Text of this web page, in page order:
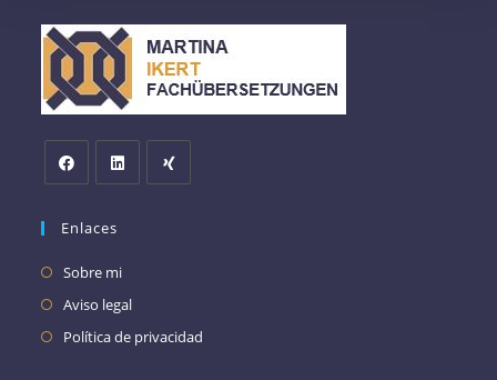
Enlaces
Sobre mi
Aviso legal
Política de privacidad